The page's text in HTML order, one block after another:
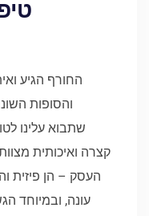
החורף הגיע
והסופות
שתבוא עלינו
קצרה ואיכותית
עונה, ובמיוחד